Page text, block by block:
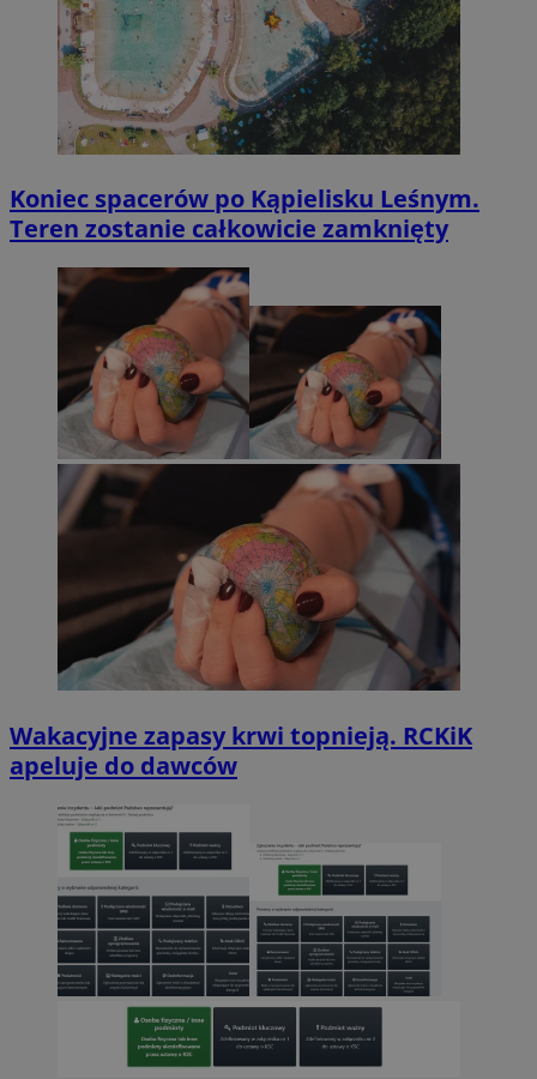
Koniec spacerów po Kąpielisku Leśnym.
Teren zostanie całkowicie zamknięty
Wakacyjne zapasy krwi topnieją. RCKiK
apeluje do dawców